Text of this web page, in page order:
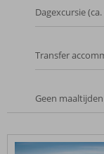
Dagexcursie
Transfer
Geen